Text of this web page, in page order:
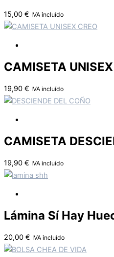
15,00 € IVA incluído
CAMISETA
19,90 € IVA incluído
CAMISETA
19,90 € IVA incluído
Lámina Sí Hay
20,00 € IVA incluído